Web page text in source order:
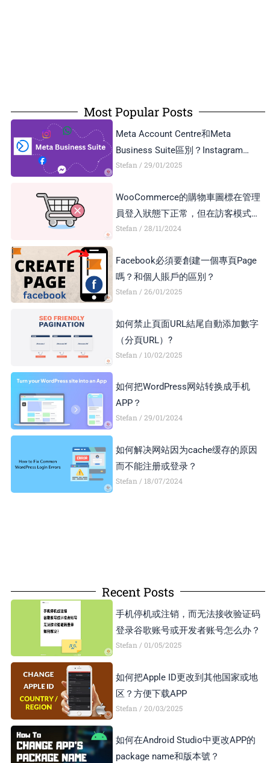
Most Popular Posts
Meta Account Centre和Meta
Business Suite區別？Instagram
Business Account和Creator Account
Stefan 29/01/2025
WooCommerce的購物車圖標在管理
員登入狀態下正常，但在訪客模式下
顯示異常，如何解決？
Stefan 28/11/2024
Facebook必須要創建一個專頁Page
嗎？和個人賬戶的區別？
Stefan 26/01/2025
如何禁止頁面URL結尾自動添加數字
（分頁URL）?
Stefan 10/02/2025
如何把WordPress网站转换成手机
APP？
Stefan 29/01/2024
如何解决网站因为cache缓存的原因
而不能注册或登录？
Stefan 18/07/2024
Recent Posts
手机停机或注销，而无法接收验证码
登录谷歌账号或开发者账号怎么办？
Stefan 01/05/2025
如何把Apple ID更改到其他国家或地
区？方便下载APP
Stefan 20/03/2025
如何在Android Studio中更改APP的
package name和版本號？